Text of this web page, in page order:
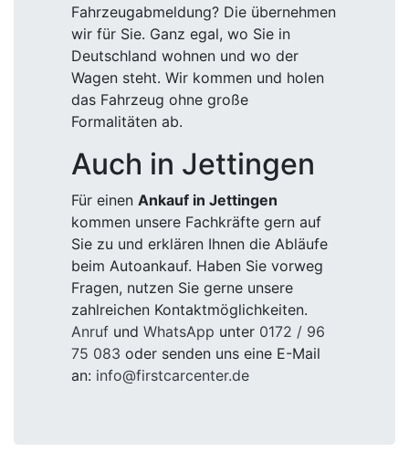
Fahrzeugabmeldung? Die übernehmen
wir für Sie. Ganz egal, wo Sie in
Deutschland wohnen und wo der
Wagen steht. Wir kommen und holen
das Fahrzeug ohne große
Formalitäten ab.
Auch in Jettingen
Für einen Ankauf in Jettingen
kommen unsere Fachkräfte gern auf
Sie zu und erklären Ihnen die Abläufe
beim Autoankauf. Haben Sie vorweg
Fragen, nutzen Sie gerne unsere
zahlreichen Kontaktmöglichkeiten.
Anruf und WhatsApp unter 0172 / 96
75 083 oder senden uns eine E-Mail
an: info@firstcarcenter.de